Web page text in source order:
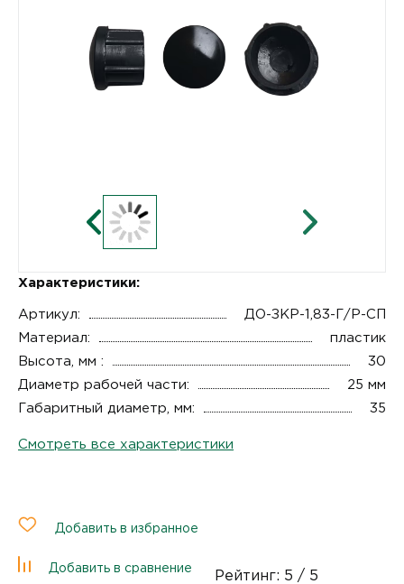
Характеристики:
Артикул:
ДО-ЗКР-1,83-Г/Р-СП
Материал:
пластик
Высота, мм :
30
Диаметр рабочей части:
25 мм
Габаритный диаметр, мм:
35
Смотреть все характеристики
Добавить в избранное
Добавить в сравнение
Рейтинг: 5 / 5